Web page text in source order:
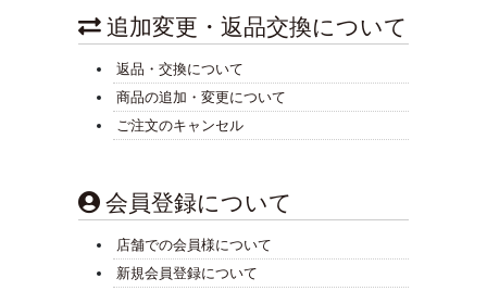
追加変更・返品交換について
返品・交換について
商品の追加・変更について
ご注文のキャンセル
会員登録について
店舗での会員様について
新規会員登録について